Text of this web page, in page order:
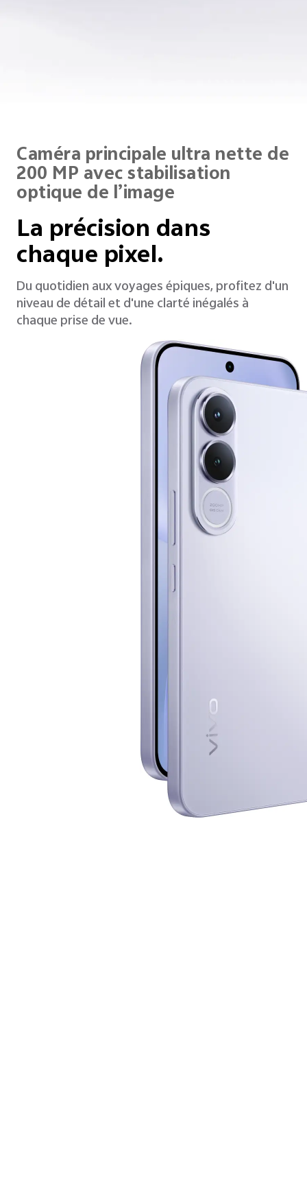
Caméra principale ultra nette de
200 MP avec stabilisation
optique de l’image
La précision dans
chaque pixel.
Du quotidien aux voyages épiques, profitez d'un
niveau de détail et d'une clarté inégalés à
chaque prise de vue.